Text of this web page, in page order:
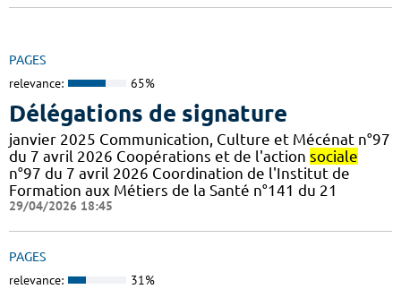
PAGES
relevance: 65%
Délégations de signature
janvier 2025 Communication, Culture et Mécénat n°97
du 7 avril 2026 Coopérations et de l'action sociale
n°97 du 7 avril 2026 Coordination de l'Institut de
Formation aux Métiers de la Santé n°141 du 21
29/04/2026 18:45
PAGES
relevance: 31%